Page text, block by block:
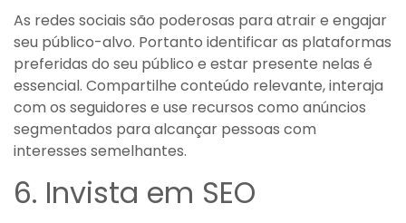
As redes sociais são poderosas para atrair e engajar
seu público-alvo. Portanto identificar as plataformas
preferidas do seu público e estar presente nelas é
essencial. Compartilhe conteúdo relevante, interaja
com os seguidores e use recursos como anúncios
segmentados para alcançar pessoas com
interesses semelhantes.
6. Invista em SEO